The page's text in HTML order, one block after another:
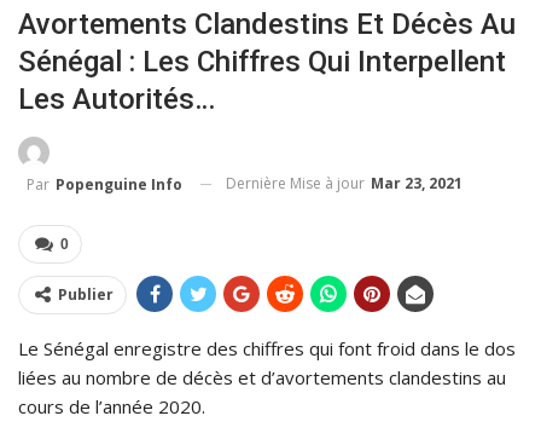
Avortements Clandestins Et Décès Au
Sénégal : Les Chiffres Qui Interpellent
Les Autorités…
Par Popenguine Info Dernière Mise à jour Mar 23, 2021
0
Publier
Le Sénégal enregistre des chiffres qui font froid dans le dos
liées au nombre de décès et d’avortements clandestins au
cours de l’année 2020.